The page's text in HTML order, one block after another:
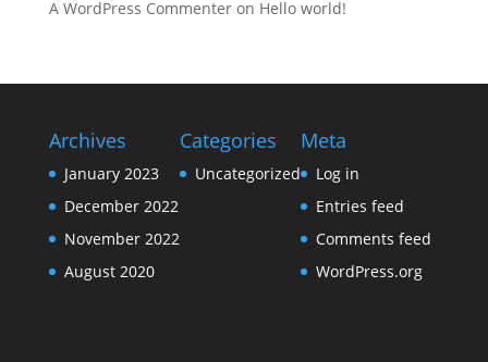
A WordPress Commenteron Hello world!
Archives
January 2023
December 2022
November 2022
August 2020
Categories
Uncategorized
Meta
Log in
Entries feed
Comments feed
WordPress.org